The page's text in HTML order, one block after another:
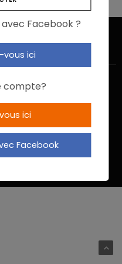
Facebook ?
vous ici
compte?
ici
Facebook
NOUS CONTACTER
DE CONFIDENTIALITÉ
© 2022